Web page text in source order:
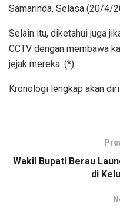
Samarinda, Selasa (20/4/
Selain itu, diketahui juga
CCTV dengan membawa
jejak mereka. (*)
Kronologi lengkap akan
Wakil Bupati Berau
di